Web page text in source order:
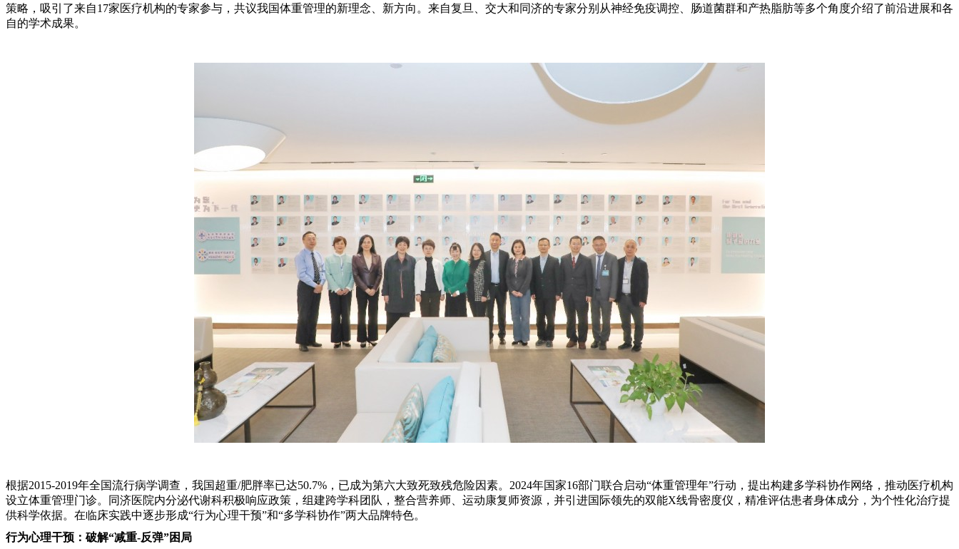
策略，吸引了来自17家医疗机构的专家参与，共议我国体重管理的新理念、新方向。来自复旦、交大和同济的专家分别从神经免疫调控、肠道菌群和产热脂肪等多个角度介绍了前沿进展和各
自的学术成果。
根据2015-2019年全国流行病学调查，我国超重/肥胖率已达50.7%，已成为第六大致死致残危险因素。2024年国家16部门联合启动“体重管理年”行动，提出构建多学科协作网络，推动医疗机构
设立体重管理门诊。同济医院内分泌代谢科积极响应政策，组建跨学科团队，整合营养师、运动康复师资源，并引进国际领先的双能X线骨密度仪，精准评估患者身体成分，为个性化治疗提
供科学依据。在临床实践中逐步形成“行为心理干预”和“多学科协作”两大品牌特色。
行为心理干预：破解“减重-反弹”困局